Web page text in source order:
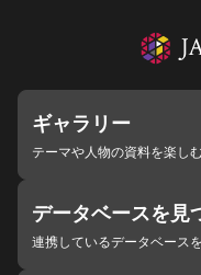
ギャラリー
テーマや人物の資料を楽し
データベースを見
連携しているデータベース